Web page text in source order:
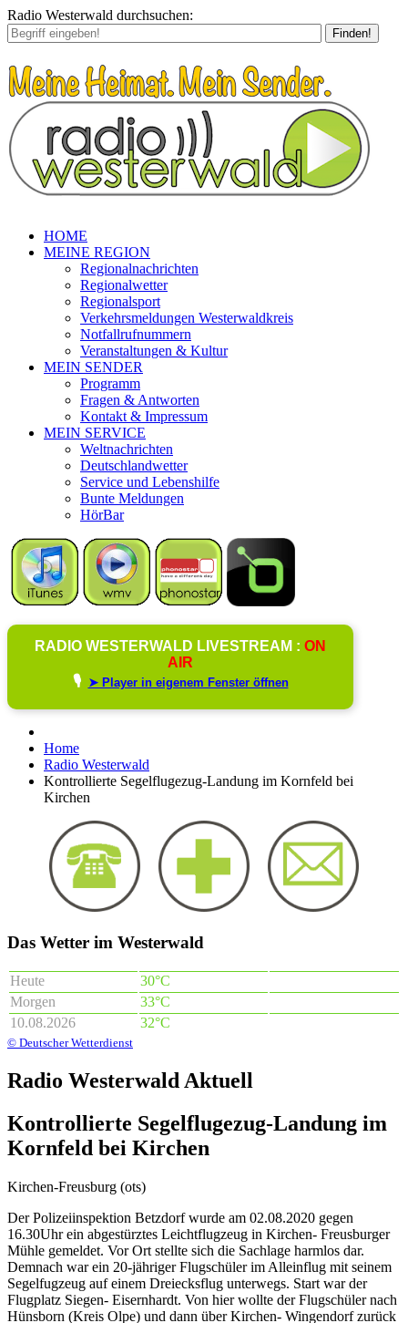
Radio Westerwald durchsuchen:
Finden!
HOME
MEINE REGION
Regionalnachrichten
Regionalwetter
Regionalsport
Verkehrsmeldungen Westerwaldkreis
Notfallrufnummern
Veranstaltungen & Kultur
MEIN SENDER
Programm
Fragen & Antworten
Kontakt & Impressum
MEIN SERVICE
Weltnachrichten
Deutschlandwetter
Service und Lebenshilfe
Bunte Meldungen
HörBar
RADIO WESTERWALD LIVESTREAM : ON
AIR
🎙️ ➤ Player in eigenem Fenster öffnen
Home
Radio Westerwald
Kontrollierte Segelflugezug-Landung im Kornfeld bei
Kirchen
Das Wetter im Westerwald
Heute
30°C
Morgen
33°C
10.08.2026
32°C
© Deutscher Wetterdienst
Radio Westerwald Aktuell
Kontrollierte Segelflugezug-Landung im
Kornfeld bei Kirchen
Kirchen-Freusburg (ots)
Der Polizeiinspektion Betzdorf wurde am 02.08.2020 gegen
16.30Uhr ein abgestürztes Leichtflugzeug in Kirchen- Freusburger
Mühle gemeldet. Vor Ort stellte sich die Sachlage harmlos dar.
Demnach war ein 20-jähriger Flugschüler im Alleinflug mit seinem
Segelfugzeug auf einem Dreiecksflug unterwegs. Start war der
Flugplatz Siegen- Eisernhardt. Von hier wollte der Flugschüler nach
Hünsborn (Kreis Olpe) und dann über Kirchen- Wingendorf zurück